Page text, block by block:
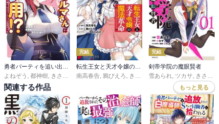
勇者パーティを追い出された器用貧乏 外伝 オフのセルマさんは不器用！？
よねぞう , 都神樹, きさらぎゆり
完結
転生王女と天才令嬢の魔法革命
南高春告, 鴉ぴえろ, きさらぎゆり
完結
剣帝学院の魔眼賢者
雪あられ, ツカサ, きさらぎゆり
関連する作品 もっと見る